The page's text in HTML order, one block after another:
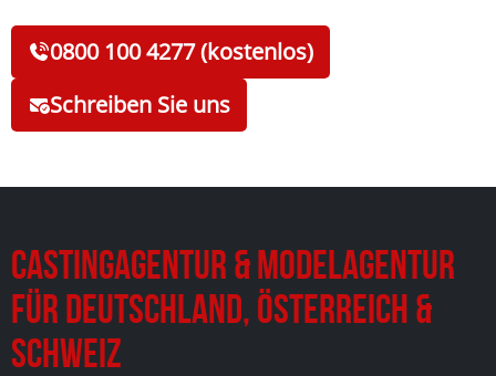
0800 100 4277 (kostenlos)
Schreiben Sie uns
Castingagentur & Modelagentur
für Deutschland, Österreich &
Schweiz